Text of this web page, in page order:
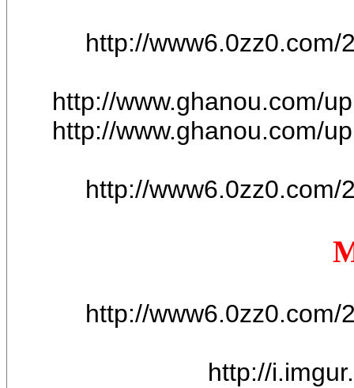
http://
http://www.ghanou.com/
http://www.ghanou.com/
http://
http://
http://